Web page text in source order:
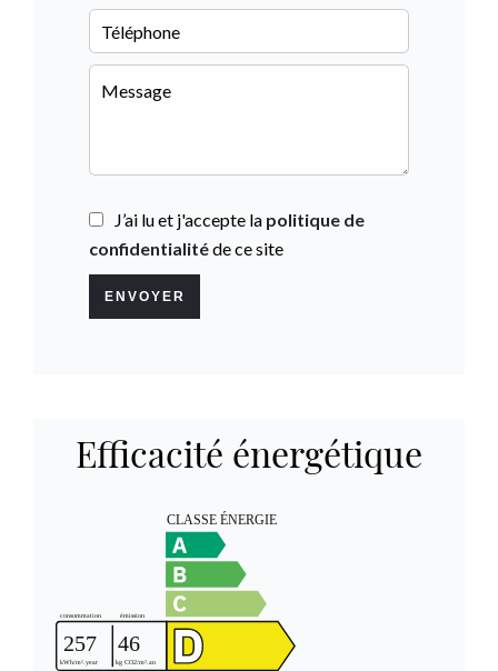
J’ai lu et j'accepte la politique de
confidentialitéde ce site
ENVOYER
Efficacité énergétique